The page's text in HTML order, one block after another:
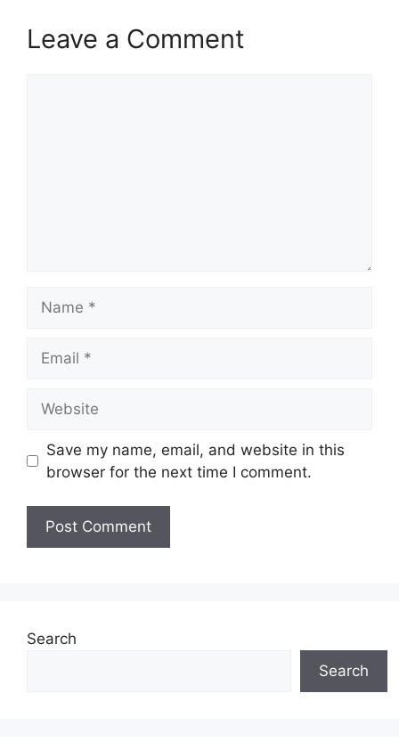
Leave a Comment
Save my name, email, and website in this
browser for the next time I comment.
Search
Search